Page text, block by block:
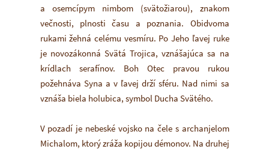
a osemcípym nimbom (svätožiarou), znakom
večnosti, plnosti času a poznania. Obidvoma
rukami žehná celému vesmíru. Po Jeho ľavej ruke
je novozákonná Svätá Trojica, vznášajúca sa na
krídlach serafínov. Boh Otec pravou rukou
požehnáva Syna a v ľavej drží sféru. Nad nimi sa
vznáša biela holubica, symbol Ducha Svätého.
V pozadí je nebeské vojsko na čele s archanjelom
Michalom, ktorý zráža kopijou démonov. Na druhej